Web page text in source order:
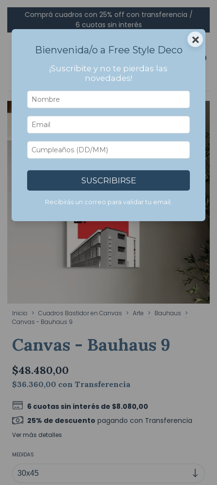
Comprá cuadros con 25% off con transferencia /
6 cuotas sin interés
Inicio > Cuadros Bastidor en Canvas > Arte > Bauhaus >
Canvas - Bauhaus 9
Canvas - Bauhaus 9
$48.480,00
$36.360,00 con Transferencia
6 cuotas sin interés de $8.080,00
25% de descuento pagando con Transferencia
Ver más detalles
MEDIDAS
×
Bienvenida/o a Free Style Deco
¡Suscribite y no te pierdas las
novedades!
SUSCRIBIRSE
Recibirás un correo para validar tu email.